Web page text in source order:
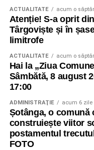
ACTUALITATE acum o
Atenție! S-a oprit
Târgoviște și în
limitrofe
ACTUALITATE acum o
Hai la „Ziua
Sâmbătă, 8 august
17:00
ADMINISTRAŢIE acum 6 zile
Șotânga, o comună
construiește viitor
postamentul
FOTO